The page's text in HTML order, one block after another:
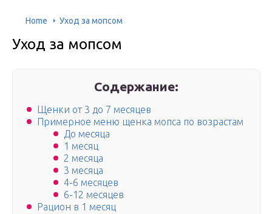
Home Уход за мопсом
Уход за мопсом
Содержание:
Щенки от 3 до 7 месяцев
Примерное меню щенка мопса по возрастам
До месяца
1 месяц
2 месяца
3 месяца
4-6 месяцев
6-12 месяцев
Рацион в 1 месяц